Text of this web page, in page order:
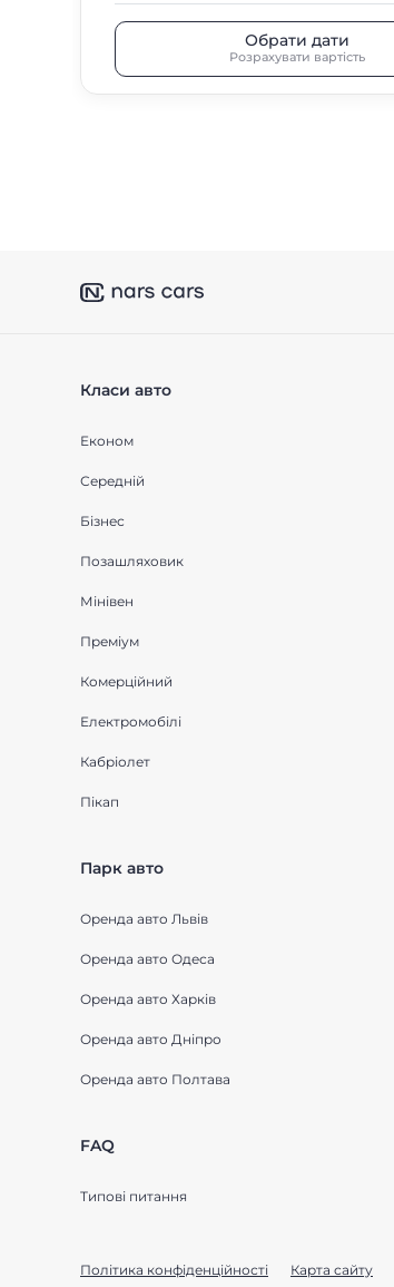
Обрати дати
Розрахувати вартість
Класи авто
Економ
Середнiй
Бізнес
Позашляховик
Мінівен
Преміум
Комерційний
Електромобілі
Кабріолет
Пікап
Парк авто
Оренда авто Львів
Оренда авто Одеса
Оренда авто Харків
Оренда авто Дніпро
Оренда авто Полтава
FAQ
Типові питання
Політика конфіденційності Карта сайту